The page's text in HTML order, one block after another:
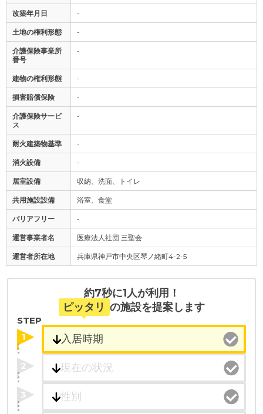
改築年月日 -
土地の権利形態 -
介護保険事業所
番号
-
建物の権利形態 -
損害賠償保険 -
介護保険サービ
ス
-
耐火建築物基準 -
消火設備 -
居室設備 収納、洗面、トイレ
共用施設設備 浴室、食堂
バリアフリー -
運営事業者名 医療法人社団 三聖会
運営者所在地 兵庫県神戸市中央区琴ノ緒町4-2-5
約7秒に1人が利用！
ピッタリ の施設を提案します
STEP
1
2
3